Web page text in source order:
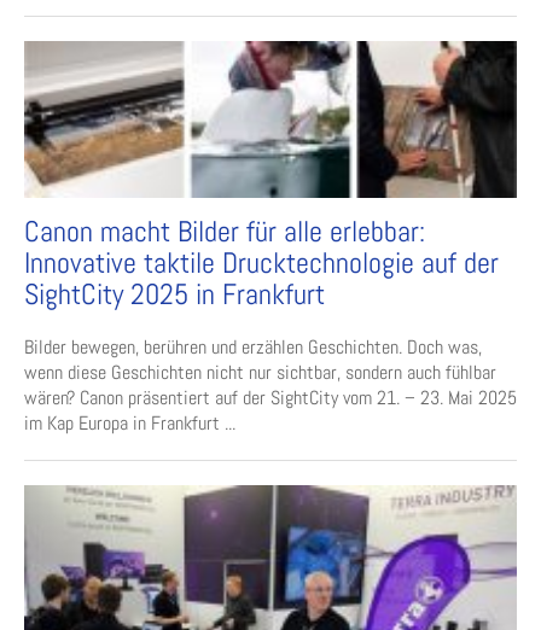
Canon macht Bilder für alle erlebbar:
Innovative taktile Drucktechnologie auf der
SightCity 2025 in Frankfurt
Bilder bewegen, berühren und erzählen Geschichten. Doch was,
wenn diese Geschichten nicht nur sichtbar, sondern auch fühlbar
wären? Canon präsentiert auf der SightCity vom 21. – 23. Mai 2025
im Kap Europa in Frankfurt ...